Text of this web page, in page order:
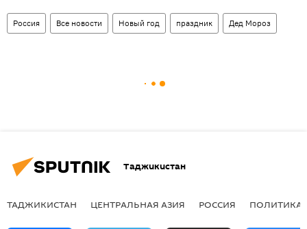
Россия Все новости Новый год праздник Дед Мороз
Таджикистан
ТАДЖИКИСТАН ЦЕНТРАЛЬНАЯ АЗИЯ РОССИЯ ПОЛИТИКА